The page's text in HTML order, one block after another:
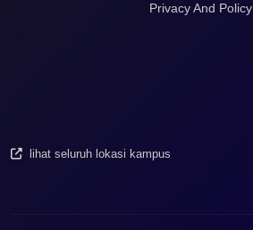
Privacy And Policy
lihat seluruh lokasi kampus